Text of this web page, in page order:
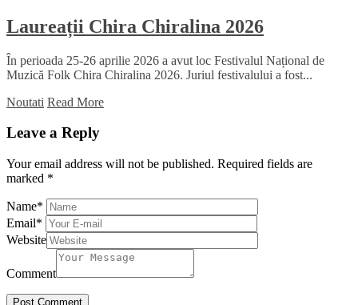
Laureații Chira Chiralina 2026
În perioada 25-26 aprilie 2026 a avut loc Festivalul Național de
Muzică Folk Chira Chiralina 2026. Juriul festivalului a fost...
Noutati Read More
Leave a Reply
Your email address will not be published. Required fields are
marked *
Name*
Email*
Website
Comment